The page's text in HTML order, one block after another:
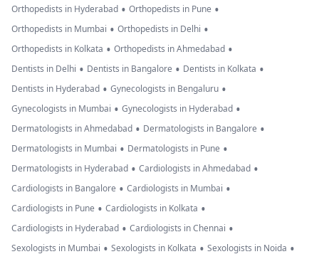
Orthopedists in Hyderabad • Orthopedists in Pune •
Orthopedists in Mumbai • Orthopedists in Delhi •
Orthopedists in Kolkata • Orthopedists in Ahmedabad •
Dentists in Delhi • Dentists in Bangalore • Dentists in Kolkata •
Dentists in Hyderabad • Gynecologists in Bengaluru •
Gynecologists in Mumbai • Gynecologists in Hyderabad •
Dermatologists in Ahmedabad • Dermatologists in Bangalore •
Dermatologists in Mumbai • Dermatologists in Pune •
Dermatologists in Hyderabad • Cardiologists in Ahmedabad •
Cardiologists in Bangalore • Cardiologists in Mumbai •
Cardiologists in Pune • Cardiologists in Kolkata •
Cardiologists in Hyderabad • Cardiologists in Chennai •
Sexologists in Mumbai • Sexologists in Kolkata • Sexologists in Noida •